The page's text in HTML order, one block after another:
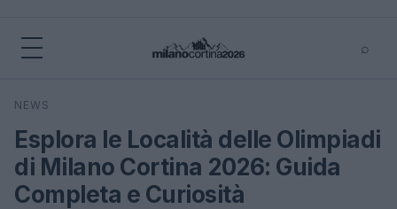
⌕
Cerca
NEWS
Esplora le Località delle Olimpiadi
di Milano Cortina 2026: Guida
Completa e Curiosità